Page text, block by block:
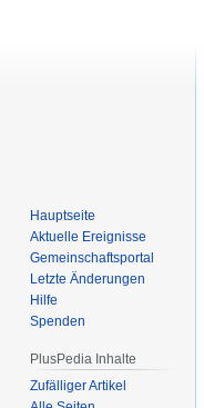
Hauptseite
Aktuelle Ereignisse
Gemeinschafts­portal
Letzte Änderungen
Hilfe
Spenden
PlusPedia Inhalte
Zufälliger Artikel